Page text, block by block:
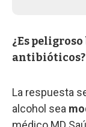
¿Es
antibióticos?
La respuesta
alcohol sea